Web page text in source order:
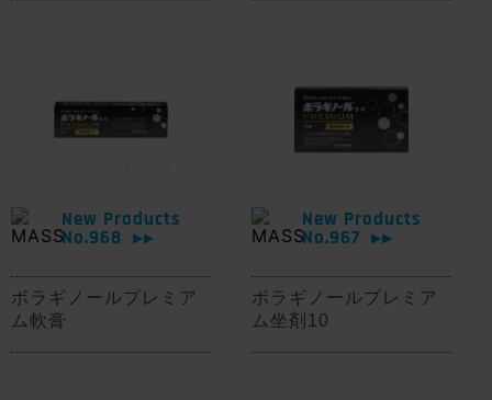
New Products
No.968
▶▶
ボラギノールプレミア
ム軟膏
New Products
No.967
▶▶
ボラギノールプレミア
ム坐剤10